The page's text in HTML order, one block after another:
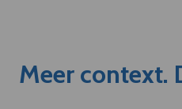
Meer context.